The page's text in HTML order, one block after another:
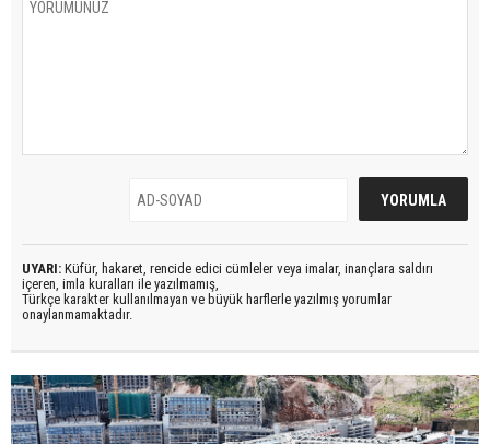
UYARI: Küfür, hakaret, rencide edici cümleler veya imalar, inançlara saldırı
içeren, imla kuralları ile yazılmamış,
Türkçe karakter kullanılmayan ve büyük harflerle yazılmış yorumlar
onaylanmamaktadır.